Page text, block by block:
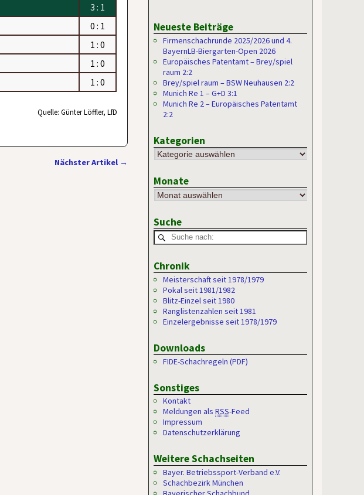
3 : 1
0 : 1
1 : 0
1 : 0
1 : 0
Quelle: Günter Löffler, LfD
Nächster Artikel →
Neueste Beiträge
Firmenschachrunde 2025/2026 und 4.
BayernLB-Biergarten-Open 2026
Europäisches Patentamt – Brey/spiel
raum 2:2
Brey/spiel raum – BSW Neuhausen 2:2
Munich Re 1 – G+D 3:1
Munich Re 2 – Europäisches Patentamt
2:2
Kategorien
Monate
Suche
Chronik
Meisterschaft seit 1978/1979
Pokal seit 1981/1982
Blitz-Einzel seit 1980
Ranglistenzahlen seit 1981
Einzelergebnisse seit 1978/1979
Downloads
FIDE-Schachregeln (PDF)
Sonstiges
Kontakt
Meldungen alsRSS-Feed
Impressum
Datenschutzerklärung
Weitere Schachseiten
Bayer. Betriebssport-Verband e.V.
Schachbezirk München